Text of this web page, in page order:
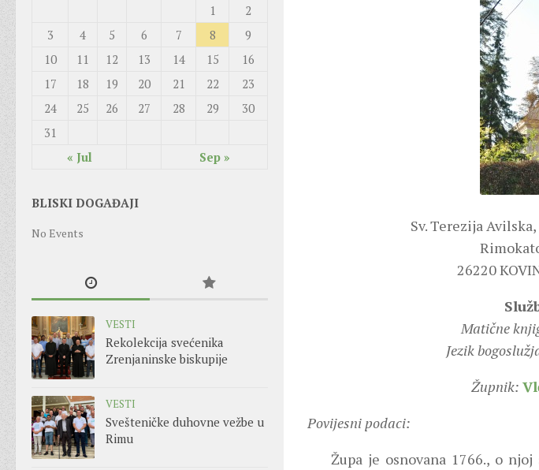
Sv. Terezija
26220
Matične
Jezik
Župnik:
Povijesni podaci:
Župa je osnovana 1766., o
« Jul Sep »
1
2
3
4 5 6 7 8
9
10
11 12 13 14 15
16
17
18 19 20 21 22
23
24
25 26 27 28 29
30
31
BLISKI DOGAĐAJI
No Events
VESTI
Rekolekcija svećenika
Zrenjaninske biskupije
VESTI
Svešteničke duhovne vežbe u
Rimu